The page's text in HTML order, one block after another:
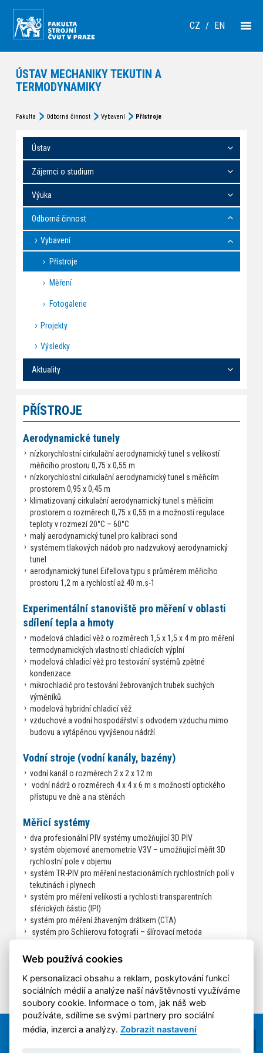
CZ / EN
ÚSTAV MECHANIKY TEKUTIN A
TERMODYNAMIKY
Fakulta Odborná činnost Vybavení Přístroje
Ústav
Zájemci o studium
Výuka
Odborná činnost
Vybavení
Přístroje
Měření
Fotogalerie
Projekty
Výsledky
Aktuality
PŘÍSTROJE
Aerodynamické tunely
nízkorychlostní cirkulační aerodynamický tunel s velikostí
měřicího prostoru 0,75 x 0,55 m
nízkorychlostní cirkulační aerodynamický tunel s měřicím
prostorem 0,95 x 0,45 m
klimatizovaný cirkulační aerodynamický tunel s měřicím
prostorem o rozměrech 0,75 x 0,55 m a možností regulace
teploty v rozmezí 20°C – 60°C
malý aerodynamický tunel pro kalibraci sond
systémem tlakových nádob pro nadzvukový aerodynamický
tunel
aerodynamický tunel Eifellova typu s průměrem měřicího
prostoru 1,2 m a rychlostí až 40 m.s-1
Experimentální stanoviště pro měření v oblasti
sdílení tepla a hmoty
modelová chladicí věž o rozměrech 1,5 x 1,5 x 4 m pro měření
termodynamických vlastností chladicích výplní
modelová chladicí věž pro testování systémů zpětné
kondenzace
mikrochladič pro testování žebrovaných trubek suchých
výměníků
modelová hybridní chladicí věž
vzduchové a vodní hospodářství s odvodem vzduchu mimo
budovu a vytápěnou vyvýšenou nádrží
Vodní stroje (vodní kanály, bazény)
vodní kanál o rozměrech 2 x 2 x 12 m
vodní nádrž o rozměrech 4 x 4 x 6 m s možností optického
přístupu ve dně a na stěnách
Měřicí systémy
dva profesionální PIV systémy umožňující 3D PIV
systém objemové anemometrie V3V – umožňující měřit 3D
rychlostní pole v objemu
systém TR-PIV pro měření nestacionárních rychlostních polí v
tekutinách i plynech
systém pro měření velikosti a rychlosti transparentních
sférických částic (IPI)
systém pro měření žhaveným drátkem (CTA)
systém pro Schlierovu fotografii – šlírovací metoda
in – house systémy pro měření
Web používá cookies
K personalizaci obsahu a reklam, poskytování funkcí
sociálních médií a analýze naší návštěvnosti využíváme
soubory cookie. Informace o tom, jak náš web
používáte, sdílíme se svými partnery pro sociální
média, inzerci a analýzy.Zobrazit nastavení